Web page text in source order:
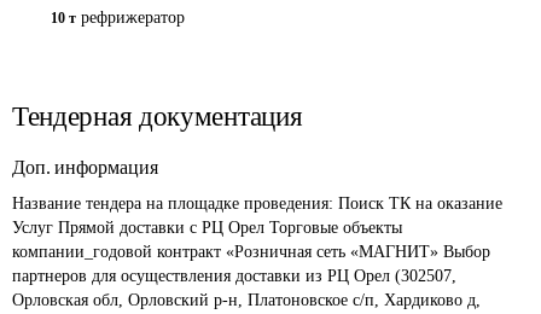
10 т рефрижератор
Тендерная документация
Доп. информация
Название тендера на площадке проведения: Поиск ТК на оказание
Услуг Прямой доставки с РЦ Орел Торговые объекты
компании_годовой контракт «Розничная сеть «МАГНИТ» Выбор
партнеров для осуществления доставки из РЦ Орел (302507,
Орловская обл, Орловский р-н, Платоновское с/п, Хардиково д,